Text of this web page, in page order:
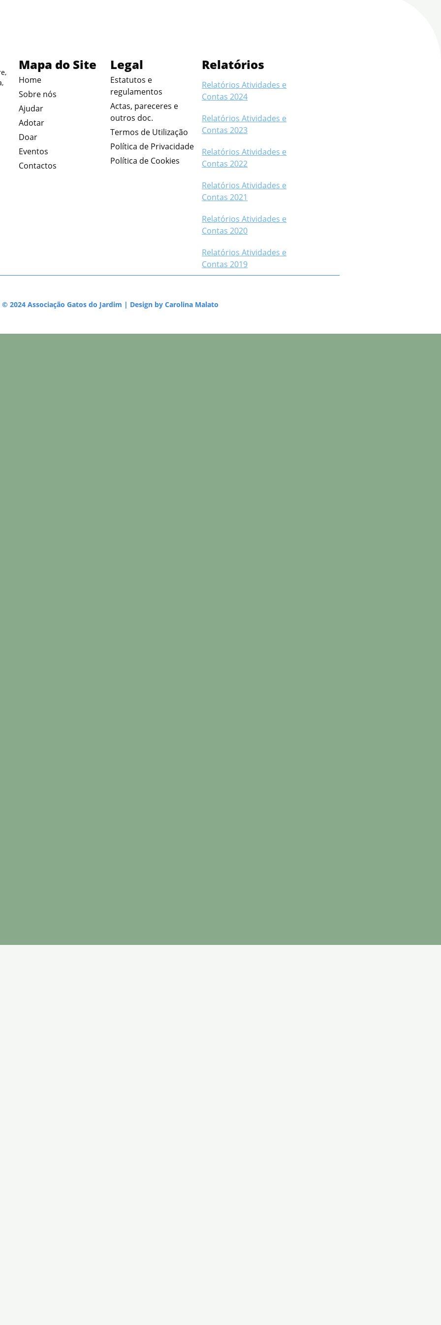
Mapa do Site
Home
Sobre nós
Ajudar
Adotar
Doar
Eventos
Contactos
Legal
Estatutos e
regulamentos
Actas, pareceres e
outros doc.
Termos de Utilização
Política de Privacidade
Política de Cookies
Relatórios
Relatórios Atividades e
Contas 2024
Relatórios Atividades e
Contas 2023
Relatórios Atividades e
Contas 2022
Relatórios Atividades e
Contas 2021
Relatórios Atividades e
Contas 2020
Relatórios Atividades e
Contas 2019
© 2024 Associação Gatos do Jardim | Design by Carolina Malato